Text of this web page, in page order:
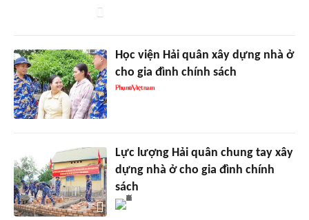
Học viện Hải quân xây dựng nhà ở
cho gia đình chính sách
Lực lượng Hải quân chung tay xây
dựng nhà ở cho gia đình chính
sách